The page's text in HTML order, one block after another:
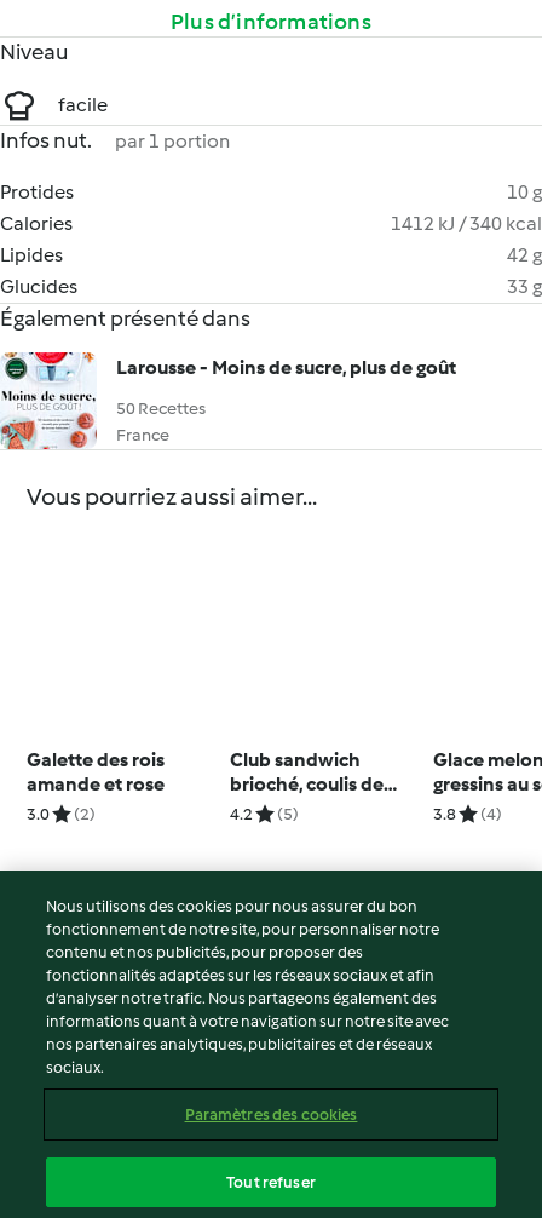
Plus d’informations
Niveau
facile
Infos nut. par 1 portion
Protides
10 g
Calories
1412 kJ / 340 kcal
Lipides
42 g
Glucides
33 g
Également présenté dans
Larousse - Moins de sucre, plus de goût
50 Recettes
France
Vous pourriez aussi aimer...
Galette des rois
amande et rose
3.0 (2)
Club sandwich
brioché, coulis de
framboise, chantilly
4.2 (5)
Glace
gressins au
3.8 (4)
© Copyright 2026
Conditions d'utilisation
Politique de confidentialité
Non-responsabilité
Mentions légales
Contenu du rapport
Déclaration d'accessibilité
Nous utilisons des cookies pour nous assurer du bon
fonctionnement de notre site, pour personnaliser notre
contenu et nos publicités, pour proposer des
fonctionnalités adaptées sur les réseaux sociaux et afin
d’analyser notre trafic. Nous partageons également des
informations quant à votre navigation sur notre site avec
nos partenaires analytiques, publicitaires et de réseaux
sociaux.
Paramètres des cookies
Tout refuser